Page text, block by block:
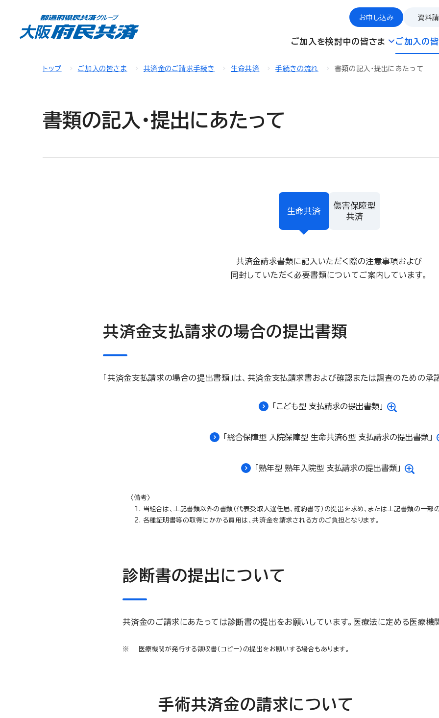
お申し込み 資料
ご加入を検討中の皆さま ご加入の
トップ ご加入の皆さま 共済金のご請求手続き 生命共済 手続きの流れ 書類の記入・提出にあたって
書類の記入・提出にあたって
生命共済
傷害保障型
共済
共済金請求書類に記入いただく際の注意事項および
同封していただく必要書類についてご案内しています。
共済金支払請求の場合の提出書類
「共済金支払請求の場合の提出書類」は、共済金支払請求書および確認または調査のための承
「こども型 支払請求の提出書類」
「総合保障型 入院保障型 生命共済６型 支払請求の提出書類」
「熟年型 熟年入院型 支払請求の提出書類」
〈備考〉
当組合は、上記書類以外の書類（代表受取人選任届、確約書等）の提出を求め、または上記書類の一部
各種証明書等の取得にかかる費用は、共済金を請求される方のご負担となります。
診断書の提出について
共済金のご請求にあたっては診断書の提出をお願いしています。医療法に定める医療機
医療機関が発行する領収書（コピー）の提出をお願いする場合もあります。
手術共済金の請求について